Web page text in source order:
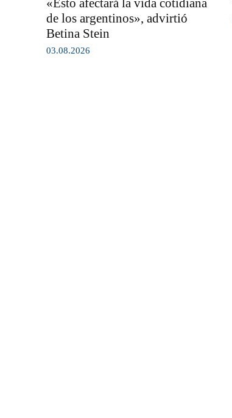
«Esto afectará la vida cotidiana
de los argentinos», advirtió
Betina Stein
03.08.2026